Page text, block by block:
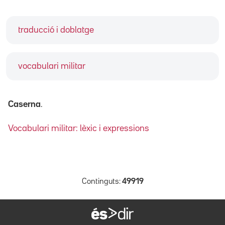
traducció i doblatge
vocabulari militar
Caserna.
Vocabulari militar: lèxic i expressions
Continguts: 49919